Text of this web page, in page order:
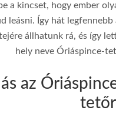
a kincset, hogy ember
leásni. Így hát legfennebb
állhatunk rá, és így
hely neve Óriáspince-
az
18 mm
1/125
Canon EOS 100D